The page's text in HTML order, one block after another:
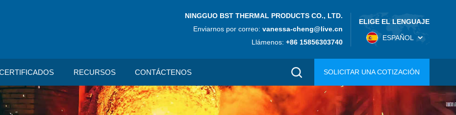
NINGGUO BST THERMAL PRODUCTS CO., LTD.
Enviarnos por correo:vanessa-cheng@live.cn
Llámenos:+86 15856303740
ELIGE EL LENGUAJE
ESPAÑOL
RECURSOS CONTÁCTENOS SOLICITAR UNA COTIZACIÓN